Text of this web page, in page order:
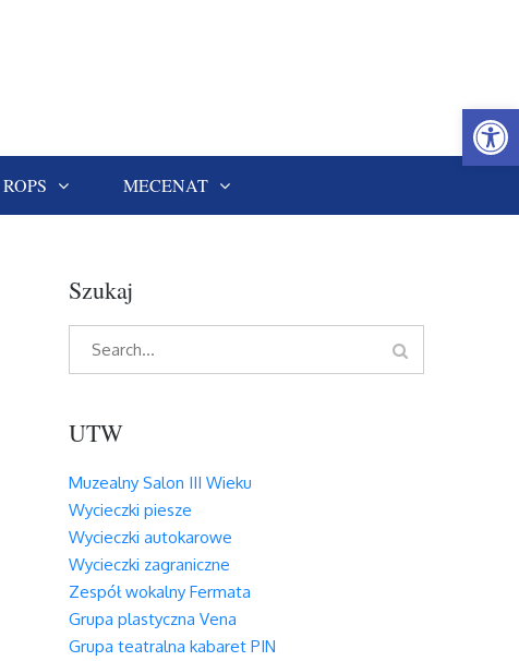
ROPS MECENAT
Szukaj
Search
UTW
Muzealny Salon III Wieku
Wycieczki piesze
Wycieczki autokarowe
Wycieczki zagraniczne
Zespół wokalny Fermata
Grupa plastyczna Vena
Grupa teatralna kabaret PIN